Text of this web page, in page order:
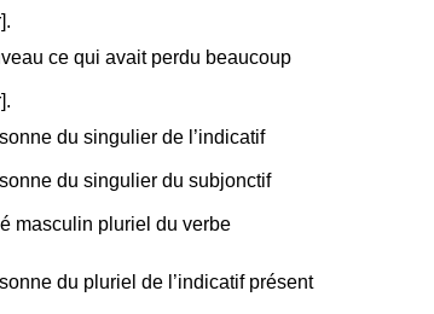
ce qui avait perdu beaucoup
du singulier de l’indicatif
du singulier du subjonctif
masculin pluriel du verbe
du pluriel de l’indicatif présent